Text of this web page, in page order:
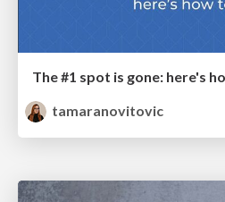
The #1 spot is gone: here's
tamaranovitovic